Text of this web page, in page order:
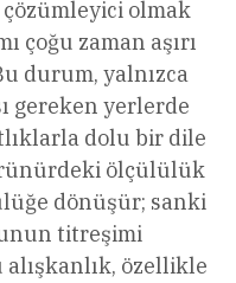
olmak
çoğu zaman aşırı
durum, yalnızca
gereken yerlerde
dolu bir dile
ölçülülük
dönüşür; sanki
titreşimi
özellikle